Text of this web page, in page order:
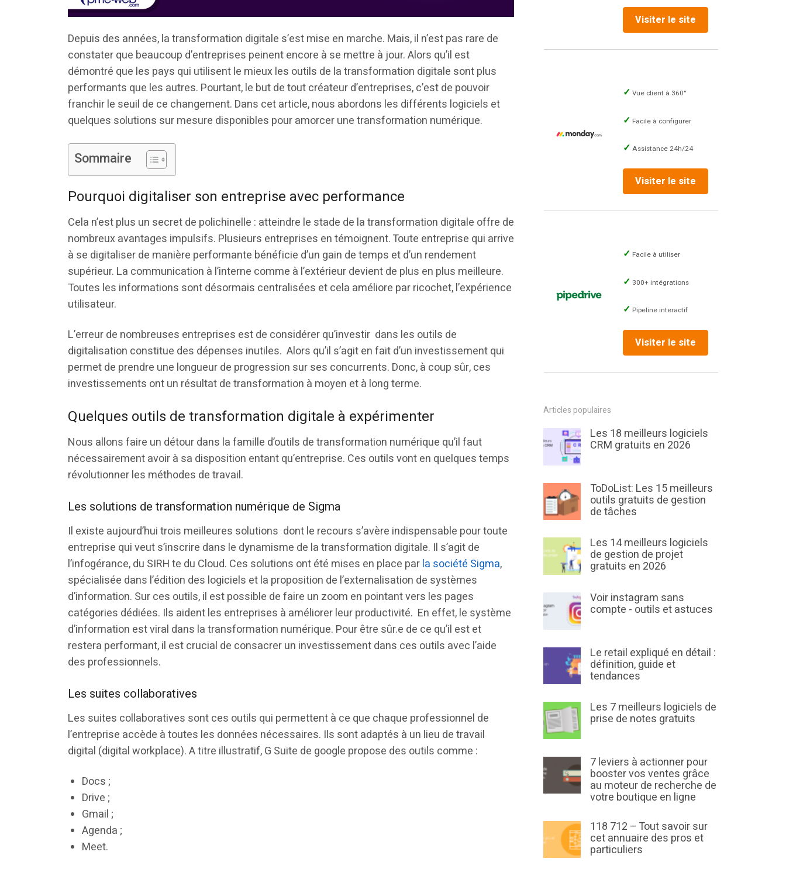
Depuis des années, la transformation digitale s’est mise en marche. Mais, il n’est pas rare de
constater que beaucoup d’entreprises peinent encore à se mettre à jour. Alors qu’il est
démontré que les pays qui utilisent le mieux les outils de la transformation digitale sont plus
performants que les autres. Pourtant, le but de tout créateur d’entreprises, c’est de pouvoir
franchir le seuil de ce changement. Dans cet article, nous abordons les différents logiciels et
quelques solutions sur mesure disponibles pour amorcer une transformation numérique.
Sommaire
Pourquoi digitaliser son entreprise avec performance
Cela n’est plus un secret de polichinelle : atteindre le stade de la transformation digitale offre de
nombreux avantages impulsifs. Plusieurs entreprises en témoignent. Toute entreprise qui arrive
à se digitaliser de manière performante bénéficie d’un gain de temps et d’un rendement
supérieur. La communication à l’interne comme à l’extérieur devient de plus en plus meilleure.
Toutes les informations sont désormais centralisées et cela améliore par ricochet, l’expérience
utilisateur.
L’erreur de nombreuses entreprises est de considérer qu’investir dans les outils de
digitalisation constitue des dépenses inutiles. Alors qu’il s’agit en fait d’un investissement qui
permet de prendre une longueur de progression sur ses concurrents. Donc, à coup sûr, ces
investissements ont un résultat de transformation à moyen et à long terme.
Quelques outils de transformation digitale à expérimenter
Nous allons faire un détour dans la famille d’outils de transformation numérique qu’il faut
nécessairement avoir à sa disposition entant qu’entreprise. Ces outils vont en quelques temps
révolutionner les méthodes de travail.
Les solutions de transformation numérique de Sigma
Il existe aujourd’hui trois meilleures solutions dont le recours s’avère indispensable pour toute
entreprise qui veut s’inscrire dans le dynamisme de la transformation digitale. Il s’agit de
l’infogérance, du SIRH te du Cloud. Ces solutions ont été mises en place parla société Sigma,
spécialisée dans l’édition des logiciels et la proposition de l’externalisation de systèmes
d’information. Sur ces outils, il est possible de faire un zoom en pointant vers les pages
catégories dédiées. Ils aident les entreprises à améliorer leur productivité. En effet, le système
d’information est viral dans la transformation numérique. Pour être sûr.e de ce qu’il est et
restera performant, il est crucial de consacrer un investissement dans ces outils avec l’aide
des professionnels.
Les suites collaboratives
Les suites collaboratives sont ces outils qui permettent à ce que chaque professionnel de
l’entreprise accède à toutes les données nécessaires. Ils sont adaptés à un lieu de travail
digital (digital workplace). A titre illustratif, G Suite de google propose des outils comme :
Docs ;
Drive ;
Gmail ;
Agenda ;
Meet.
Visiter le site
Vue client à 360°
Facile à configurer
Assistance 24h/24
Visiter le site
Facile à utiliser
300+ intégrations
Pipeline interactif
Visiter le site
Articles populaires
Les 18 meilleurs logiciels
CRM gratuits en 2026
ToDoList: Les 15 meilleurs
outils gratuits de gestion
de tâches
Les 14 meilleurs logiciels
de gestion de projet
gratuits en 2026
Voir instagram sans
compte - outils et astuces
Le retail expliqué en détail :
définition, guide et
tendances
Les 7 meilleurs logiciels de
prise de notes gratuits
7 leviers à actionner pour
booster vos ventes grâce
au moteur de recherche de
votre boutique en ligne
118 712 – Tout savoir sur
cet annuaire des pros et
particuliers